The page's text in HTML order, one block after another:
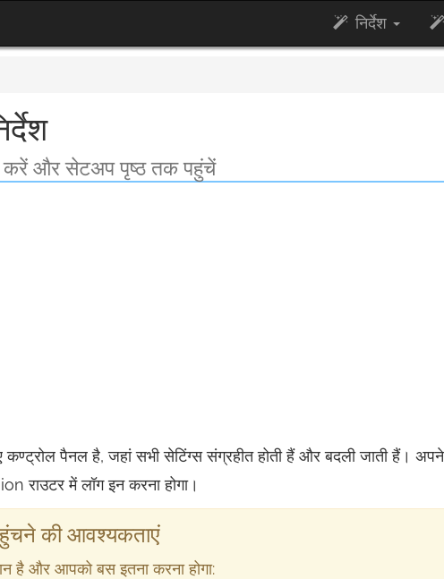
निर्देश
और सेटअप पृष्ठ तक पहुंचें
पैनल है, जहां सभी सेटिंग्स संग्रहीत होती हैं और बदली जाती हैं। अपने
राउटर में लॉग इन करना होगा।
की आवश्यकताएं
और आपको बस इतना करना होगा: